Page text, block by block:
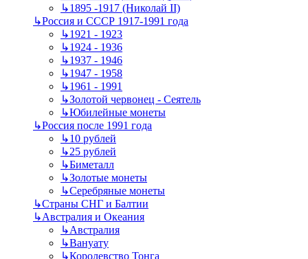
↳1895 -1917 (Николай II)
↳Россия и СССР 1917-1991 года
↳1921 - 1923
↳1924 - 1936
↳1937 - 1946
↳1947 - 1958
↳1961 - 1991
↳Золотой червонец - Сеятель
↳Юбилейные монеты
↳Россия после 1991 года
↳10 рублей
↳25 рублей
↳Биметалл
↳Золотые монеты
↳Серебряные монеты
↳Страны СНГ и Балтии
↳Австралия и Океания
↳Австралия
↳Вануату
↳Королевство Тонга